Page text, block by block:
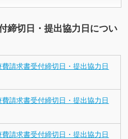
締切日・提出協力日につい
費請求書受付締切日・提出協力日
費請求書受付締切日・提出協力日
費請求書受付締切日・提出協力日